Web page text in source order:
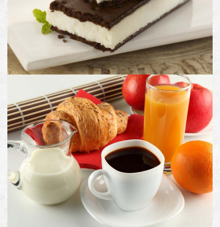
Image with no link
PRODUCT #10
Image with Lightbox